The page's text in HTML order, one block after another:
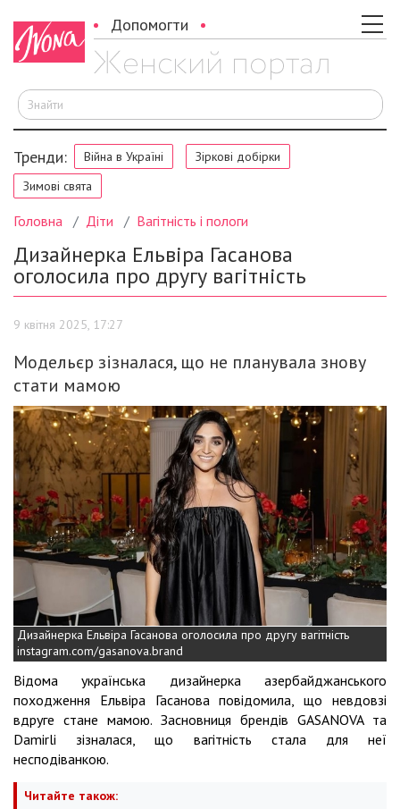
Допомогти
Тренди: Війна в Україні
Зіркові добірки
Зимові свята
Головна Діти Вагітність і пологи
Дизайнерка Ельвіра Гасанова
оголосила про другу вагітність
9 квітня 2025, 17:27
Модельєр зізналася, що не планувала знову
стати мамою
Дизайнерка Ельвіра Гасанова оголосила про другу вагітність
instagram.com/gasanova.brand
Відома українська дизайнерка азербайджанського
походження Ельвіра Гасанова повідомила, що невдовзі
вдруге стане мамою. Засновниця брендів GASANOVA та
Damirli зізналася, що вагітність стала для неї
несподіванкою.
Читайте також: